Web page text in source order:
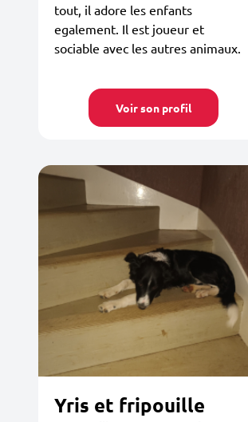
tout, il adore les enfants
egalement. Il est joueur et
sociable avec les autres animaux.
Voir son profil
Yris et fripouille